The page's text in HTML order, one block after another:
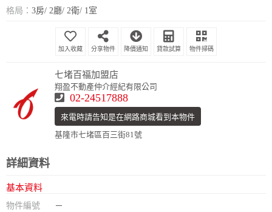
格局： 3房/ 2廳/ 2衛/ 1室
分享物件 降價通知 貸款試算 物件掃碼
七堵百福加盟店
翔盈不動產仲介經紀有限公司
02-24517888
來電時請告知是在網路商城看到本物件
基隆市七堵區百三街81號
詳細資料
基本資料
物件編號
－